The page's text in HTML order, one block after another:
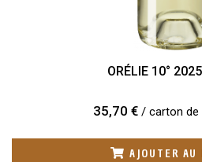
ORÉLIE 10°
35,70 €/ carton de
AJOUTER AU